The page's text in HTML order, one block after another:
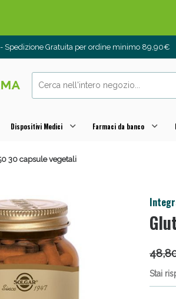
Spedizione Gratuita per ordine minimo 89,90€
Dispositivi Medici Farmaci da banco
30 capsule vegetali
Stai
Drenanti e